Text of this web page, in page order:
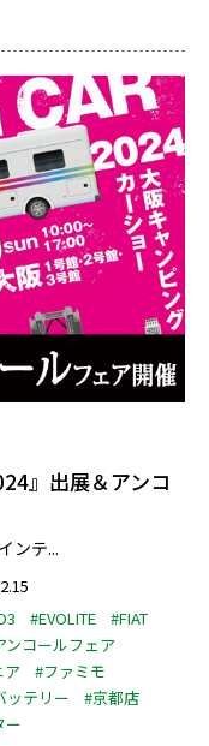
』出展＆アンコ
ンテ...
#EVOLITE
#FIAT
ンコールフェア
ア
#ファミモ
ッテリー
#京都店
ー